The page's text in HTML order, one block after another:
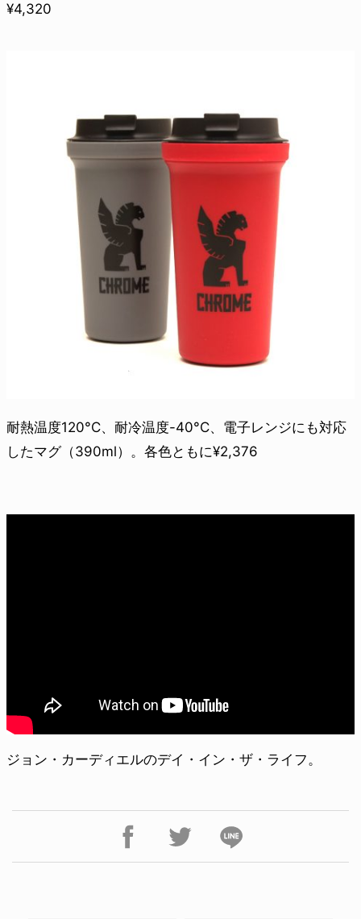
¥4,320
耐熱温度120°C、耐冷温度-40°C、電子レンジにも対応
したマグ（390ml）。各色ともに¥2,376
ジョン・カーディエルのデイ・イン・ザ・ライフ。